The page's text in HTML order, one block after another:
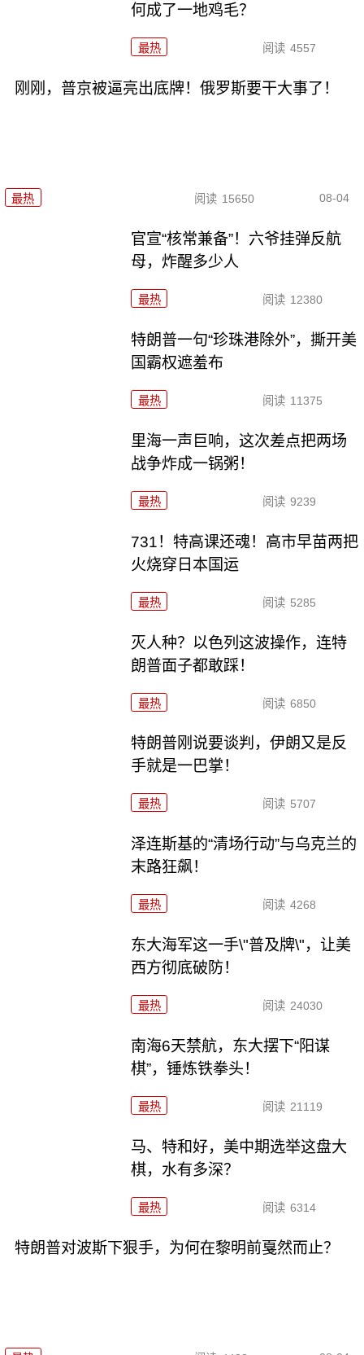
何成了一地鸡毛？
最热 阅读 4557
刚刚，普京被逼亮出底牌！俄罗斯要干大事了！
最热 阅读 15650 08-04
官宣“核常兼备”！六爷挂弹反航
母，炸醒多少人
最热 阅读 12380
特朗普一句“珍珠港除外”，撕开美
国霸权遮羞布
最热 阅读 11375
里海一声巨响，这次差点把两场
战争炸成一锅粥！
最热 阅读 9239
731！特高课还魂！高市早苗两把
火烧穿日本国运
最热 阅读 5285
灭人种？以色列这波操作，连特
朗普面子都敢踩！
最热 阅读 6850
特朗普刚说要谈判，伊朗又是反
手就是一巴掌！
最热 阅读 5707
泽连斯基的“清场行动”与乌克兰的
末路狂飙！
最热 阅读 4268
东大海军这一手\"普及牌\"，让美
西方彻底破防！
最热 阅读 24030
南海6天禁航，东大摆下“阳谋
棋”，锤炼铁拳头！
最热 阅读 21119
马、特和好，美中期选举这盘大
棋，水有多深？
最热 阅读 6314
特朗普对波斯下狠手，为何在黎明前戛然而止？